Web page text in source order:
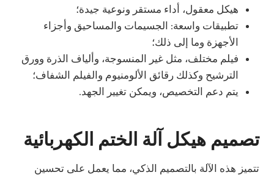
هيكل معقول، أداء مستقر ونوعية جيدة؛
تطبيقات واسعة: الجسيمات والمساحيق وأجزاء
الأجهزة وما إلى ذلك؛
فيلم مختلف، مثل غير المنسوجة، وألياف الذرة وورق
الترشيح وكذلك رقائق الألومنيوم والفيلم الشفاف؛
يتم دعم التخصيص، ويمكن تغيير الجهد.
تصميم هيكل آلة الختم الكهربائية
تتميز هذه الآلة بالتصميم الذكي، مما يعمل على تحسين